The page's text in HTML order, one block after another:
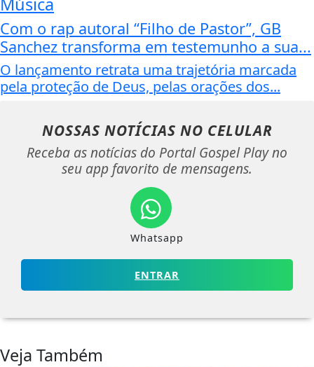
Com o rap autoral “Filho de Pastor”, GB
Sanchez transforma em testemunho a sua...
O lançamento retrata uma trajetória marcada
pela proteção de Deus, pelas orações dos...
NOSSAS NOTÍCIAS NO CELULAR
Receba as notícias do Portal Gospel Play no
seu app favorito de mensagens.
Whatsapp
ENTRAR
Veja Também